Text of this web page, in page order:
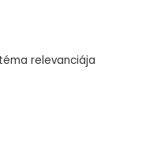
relevanciája